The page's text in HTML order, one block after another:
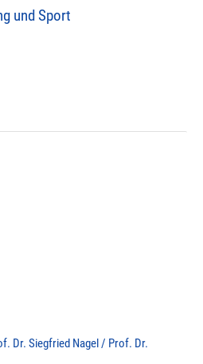
und Sport
Dr. Siegfried Nagel / Prof. Dr.